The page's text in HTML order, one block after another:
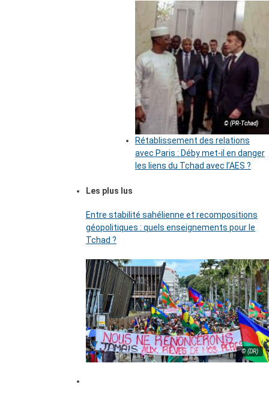
© (PR-Tchad)
Rétablissement des relations
avec Paris : Déby met-il en danger
les liens du Tchad avec l’AES ?
Les plus lus
Entre stabilité sahélienne et recompositions
géopolitiques : quels enseignements pour le
Tchad ?
© (DR)